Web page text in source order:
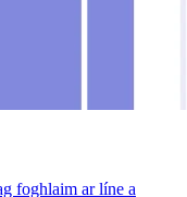
foghlaim ar líne a